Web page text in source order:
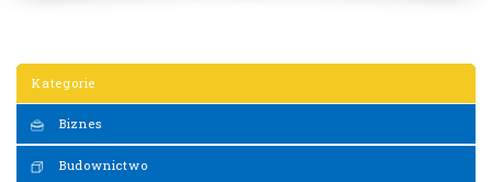
Kategorie
Biznes
Budownictwo